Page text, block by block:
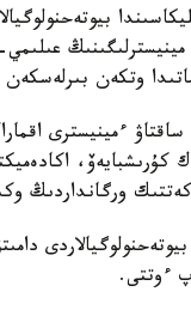
مينيسترلىگىنىڭ
وتكەن بىرلەسكەن
ءمينيسترى
كۇرىشبايەۆ،
ورگانداردىڭ
ءوتتى.